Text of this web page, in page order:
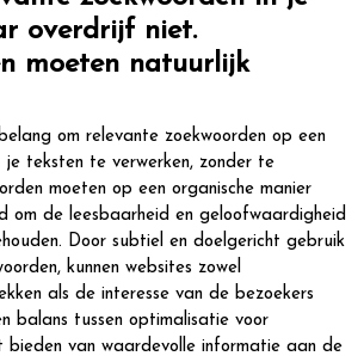
overdrijf niet.
moeten natuurlijk
om relevante zoekwoorden op een
je teksten te verwerken, zonder te
moeten op een organische manier
om de leesbaarheid en geloofwaardigheid
Door subtiel en doelgericht gebruik
kunnen websites zowel
als de interesse van de bezoekers
balans tussen optimalisatie voor
bieden van waardevolle informatie aan de